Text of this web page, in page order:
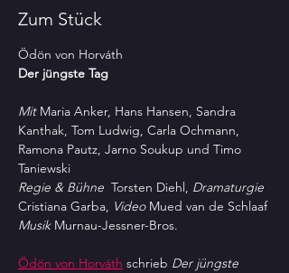
Zum Stück
Ödön von Horváth
Der jüngste Tag
Mit Maria Anker, Hans Hansen, Sandra
Kanthak, Tom Ludwig, Carla Ochmann,
Ramona Pautz, Jarno Soukup und Timo
Taniewski
Regie & Bühne Torsten Diehl, Dramaturgie
Cristiana Garba, Video Mued van de Schlaaf
Musik Murnau-Jessner-Bros.
Ödön von Horváth schrieb Der jüngste